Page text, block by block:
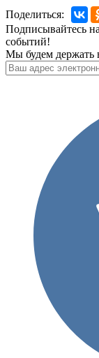
Поделиться:
Подписывайтесь
событий!
Мы будем держать